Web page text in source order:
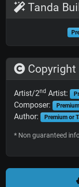
Tanda
Copyright
Artist/2nd Artist:
Composer:
Author: Premium or
* Non guaranteed